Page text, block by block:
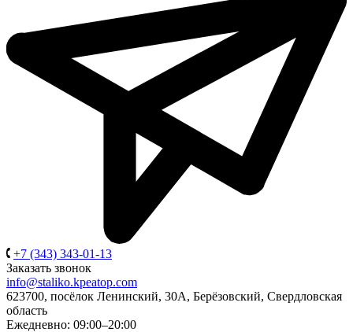
+7 (343) 343-01-13
Заказать звонок
info@staliko.kpeatop.com
623700, посёлок Ленинский, 30А, Берёзовский, Свердловская
область
Ежедневно: 09:00–20:00